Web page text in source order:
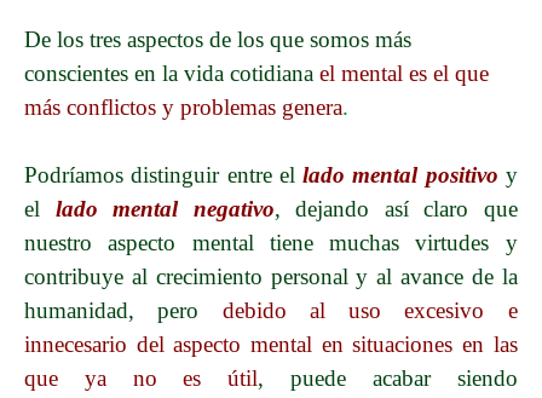
De los tres aspectos de los que somos más
conscientes en la vida cotidiana el mental es el que
más conflictos y problemas genera.
Podríamos distinguir entre el ladomental positivo y
el lado mental negativo, dejando así claro que
nuestro aspecto mental tiene muchas virtudes y
contribuye al crecimiento personal y al avance de la
humanidad, pero debido al uso excesivo e
innecesario del aspecto mental en situaciones en las
que ya no es útil, puede acabar siendo